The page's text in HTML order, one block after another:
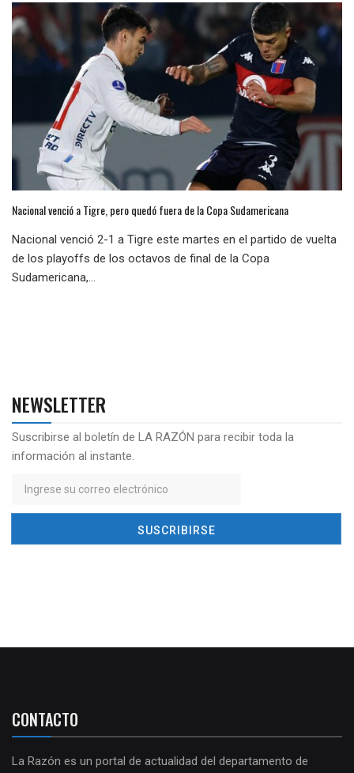
Nacional venció a Tigre, pero quedó fuera de la Copa Sudamericana
Nacional venció 2-1 a Tigre este martes en el partido de vuelta
de los playoffs de los octavos de final de la Copa
Sudamericana,...
NEWSLETTER
Suscribirse al boletín de LA RAZÓN para recibir toda la
información al instante.
CONTACTO
La Razón es un portal de actualidad del departamento de